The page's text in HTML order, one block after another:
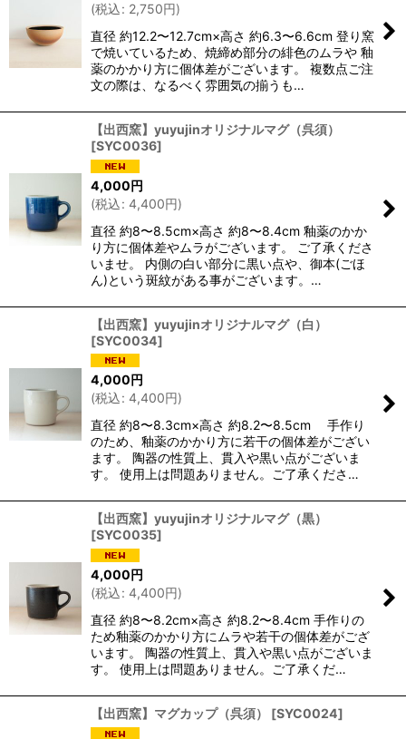
(税込: 2,750円)
直径 約12.2〜12.7cm×高さ 約6.3〜6.6cm 登り窯
で焼いているため、焼締め部分の緋色のムラや 釉
薬のかかり方に個体差がございます。 複数点ご注
文の際は、なるべく雰囲気の揃うも…
【出西窯】yuyujinオリジナルマグ（呉須）
[SYC0036]
4,000円
(税込: 4,400円)
直径 約8〜8.5cm×高さ 約8〜8.4cm 釉薬のかか
り方に個体差やムラがございます。 ご了承くださ
いませ。 内側の白い部分に黒い点や、御本(ごほ
ん)という斑紋がある事がございます。…
【出西窯】yuyujinオリジナルマグ（白）
[SYC0034]
4,000円
(税込: 4,400円)
直径 約8〜8.3cm×高さ 約8.2〜8.5cm 手作り
のため、釉薬のかかり方に若干の個体差がござい
ます。 陶器の性質上、貫入や黒い点がございま
す。 使用上は問題ありません。ご了承くださ…
【出西窯】yuyujinオリジナルマグ（黒）
[SYC0035]
4,000円
(税込: 4,400円)
直径 約8〜8.2cm×高さ 約8.2〜8.4cm 手作りの
ため釉薬のかかり方にムラや若干の個体差がござ
います。 陶器の性質上、貫入や黒い点がございま
す。 使用上は問題ありません。ご了承くだ…
【出西窯】マグカップ（呉須） [SYC0024]